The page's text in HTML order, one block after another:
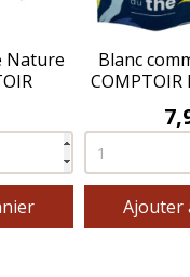
Nature
Blanc
COMPTOIR
Ajouter